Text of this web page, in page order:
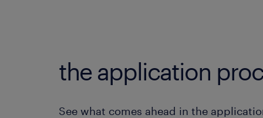
the application
See what comes ahead in the